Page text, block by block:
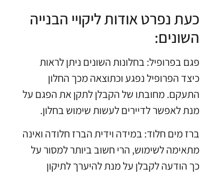
כעת נפרט אודות ליקויי הבנייה
השונים:
פגם בפרופיל: בחלונות השונים ניתן לראות
כיצד הפרופיל נפגע וכתוצאה מכך החלון
התעקם. מחובתו של הקבלן לתקן את הפגם על
מנת לאפשר לדיירים לעשות שימוש בחלון.
ברז מים חלוד: במידה וידית הברז חלודה ואינה
מתאימה לשימוש, הרי חשוב ביותר למסור על
כך הודעה לקבלן על מנת להיערך לתיקון